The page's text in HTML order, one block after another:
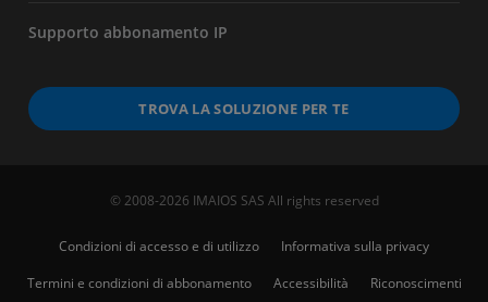
Supporto abbonamento IP
TROVA LA SOLUZIONE PER TE
© 2008-2026 IMAIOS SAS All rights reserved
Condizioni di accesso e di utilizzo
Informativa sulla privacy
Termini e condizioni di abbonamento
Accessibilità Riconoscimenti